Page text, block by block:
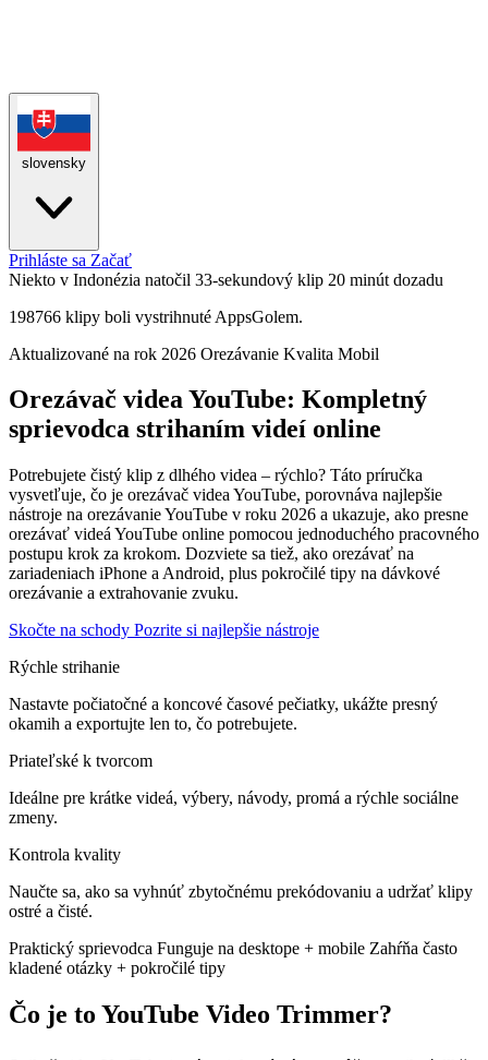
slovensky
Prihláste sa Začať
Niekto v Indonézia natočil 33-sekundový klip 20 minút dozadu
198766 klipy boli vystrihnuté AppsGolem.
Aktualizované na rok 2026 Orezávanie Kvalita Mobil
Orezávač videa YouTube: Kompletný
sprievodca strihaním videí online
Potrebujete čistý klip z dlhého videa – rýchlo? Táto príručka
vysvetľuje, čo je orezávač videa YouTube, porovnáva najlepšie
nástroje na orezávanie YouTube v roku 2026 a ukazuje, ako presne
orezávať videá YouTube online pomocou jednoduchého pracovného
postupu krok za krokom. Dozviete sa tiež, ako orezávať na
zariadeniach iPhone a Android, plus pokročilé tipy na dávkové
orezávanie a extrahovanie zvuku.
Skočte na schody Pozrite si najlepšie nástroje
Rýchle strihanie
Nastavte počiatočné a koncové časové pečiatky, ukážte presný
okamih a exportujte len to, čo potrebujete.
Priateľské k tvorcom
Ideálne pre krátke videá, výbery, návody, promá a rýchle sociálne
zmeny.
Kontrola kvality
Naučte sa, ako sa vyhnúť zbytočnému prekódovaniu a udržať klipy
ostré a čisté.
Praktický sprievodca Funguje na desktope + mobile Zahŕňa často
kladené otázky + pokročilé tipy
Čo je to YouTube Video Trimmer?